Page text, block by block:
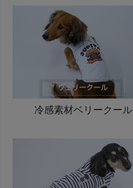
冷感素材ベリークール